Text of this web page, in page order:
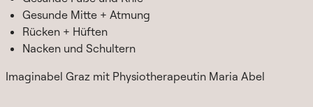
Gesunde Mitte + Atmung
Rücken + Hüften
Nacken und Schultern
Imaginabel Graz mit Physiotherapeutin Maria Abel